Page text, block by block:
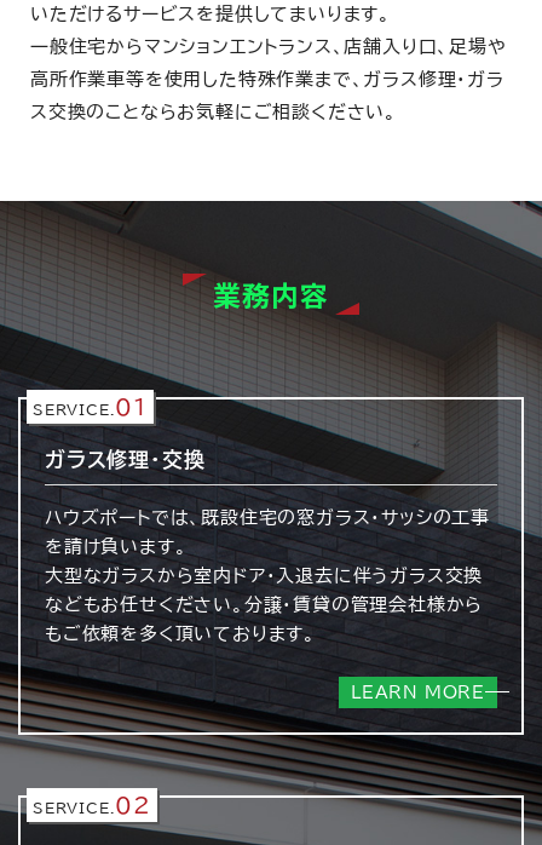
いただけるサービスを提供してまいります。
一般住宅からマンションエントランス、店舗入り口、足場や
高所作業車等を使用した特殊作業まで、ガラス修理・ガラ
ス交換のことならお気軽にご相談ください。
業務内容
SERVICE. 01
ガラス修理・交換
ハウズポートでは、既設住宅の窓ガラス・サッシの工事
を請け負います。
大型なガラスから室内ドア・入退去に伴うガラス交換
などもお任せください。分譲・賃貸の管理会社様から
もご依頼を多く頂いております。
LEARN MORE
SERVICE. 02